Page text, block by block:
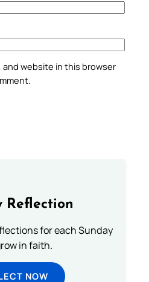
and website in this browser
Reflection
for each Sunday
in faith.
NOW